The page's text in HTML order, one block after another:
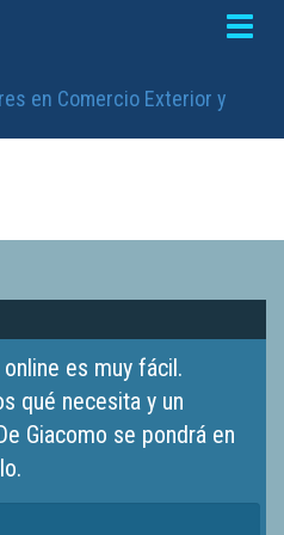
Toggle
es muy fácil.
qué necesita y un
Giacomo se pondrá en